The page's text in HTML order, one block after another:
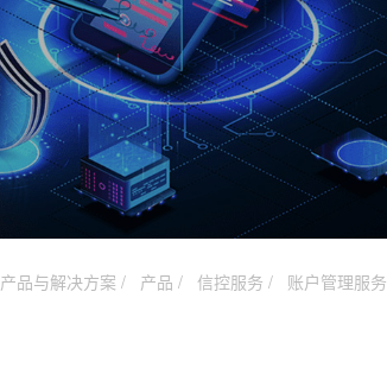
产品与解决方案 产品 信控服务 账户管理服务